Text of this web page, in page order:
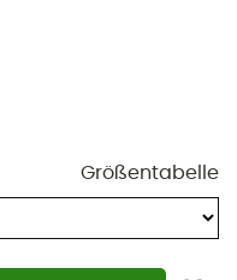
Größentabelle